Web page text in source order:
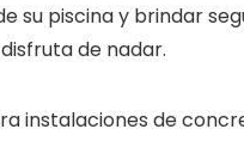
su piscina y brindar
de nadar.
instalaciones de